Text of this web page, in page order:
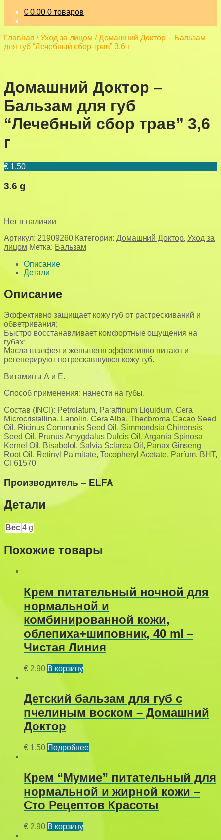
€ 0.00 0 товаров
Главная /Уход за лицом /Домашний Доктор – Бальзам
для губ “Лечебный сбор трав” 3,6 г
Домашний Доктор –
Бальзам для губ
“Лечебный сбор трав” 3,6
г
€ 1.50
3.6 g
Нет в наличии
Артикул: 21909260 Категории: Домашний Доктор, Уход за
лицом Метка: Бальзам
Описание
Детали
Описание
Эффективно защищает кожу губ от растрескиваний и
обветривания;
Быстро восстанавливает комфортные ощущения на
губах;
Масла шалфея и женьшеня эффективно питают и
регенерируют потрескавшуюся кожу губ.
Витамины А и Е.
Способ применения: нанести на губы.
Состав (INCI): Petrolatum, Paraffinum Liquidum, Cera
Microcristallina, Lanolin, Cera Alba, Theobroma Cacao Seed
Oil, Ricinus Communis Seed Oil, Simmondsia Chinensis
Seed Oil, Prunus Amygdalus Dulcis Oil, Argania Spinosa
Kernel Oil, Bisabolol, Salvia Sclarea Oil, Panax Ginseng
Root Oil, Retinyl Palmitate, Tocopheryl Acetate, Parfum, BHT,
CI 61570.
Производитель – ELFA
Детали
Вес 4 g
Похожие товары
Крем питательный ночной для
нормальной и
комбинированной кожи,
облепиха+шиповник, 40 ml –
Чистая Линия
€ 2.90 В корзину
Детский бальзам для губ с
пчелиным воском – Домашний
Доктор
€ 1.50 Подробнее
Крем “Мумие” питательный для
нормальной и жирной кожи –
Сто Рецептов Красоты
€ 2.90 В корзину